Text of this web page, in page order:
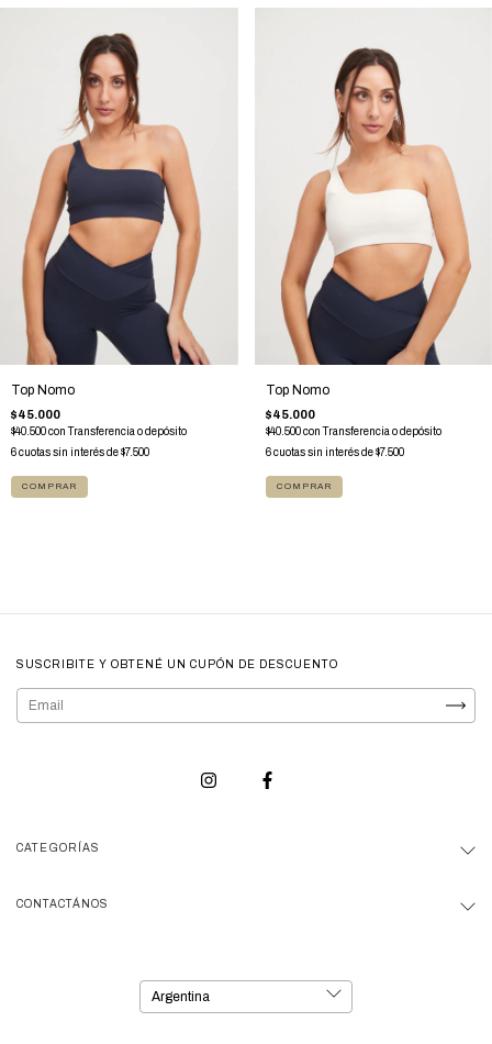
Top Nomo
$45.000
$40.500con Transferencia o depósito
6cuotas sin interés de$7.500
COMPRAR
Top Nomo
$45.000
$40.500con Transferencia o depósito
6 cuotas sin interés de$7.500
COMPRAR
SUSCRIBITE Y OBTENÉ UN CUPÓN DE DESCUENTO
CATEGORÍAS
CONTACTÁNOS